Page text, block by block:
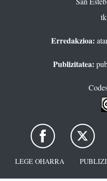
Erredakzioa:
Publizitatea:
LEGE OHARRA